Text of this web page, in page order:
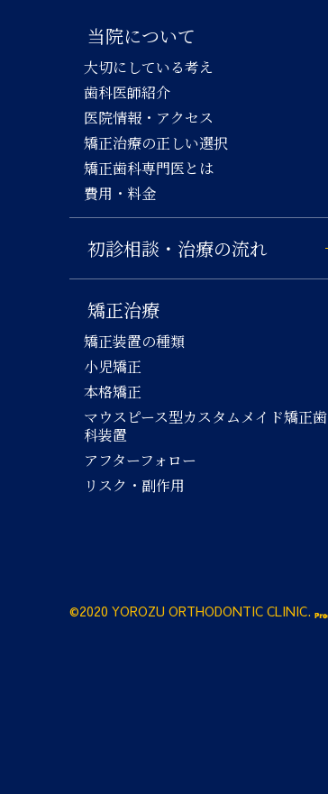
当院について
大切にしている考え
歯科医師紹介
医院情報・アクセス
矯正治療の正しい選択
矯正歯科専門医とは
費用・料金
初診相談・治療の流れ
矯正治療
矯正装置の種類
小児矯正
本格矯正
マウスピース型カスタムメイド矯正歯
科装置
アフターフォロー
リスク・副作用
©2020 YOROZU ORTHODONTIC CLINIC.